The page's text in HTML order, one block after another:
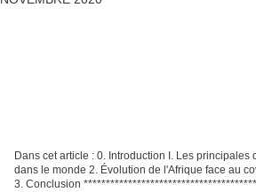
Dans cet article : 0. Introduction I. Les principales
dans le monde 2. Évolution de l'Afrique face au
3. Conclusion